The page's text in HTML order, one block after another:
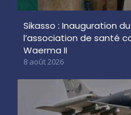
Sikasso : Inauguration
l’association de santé
Waerma II
8 août 2026